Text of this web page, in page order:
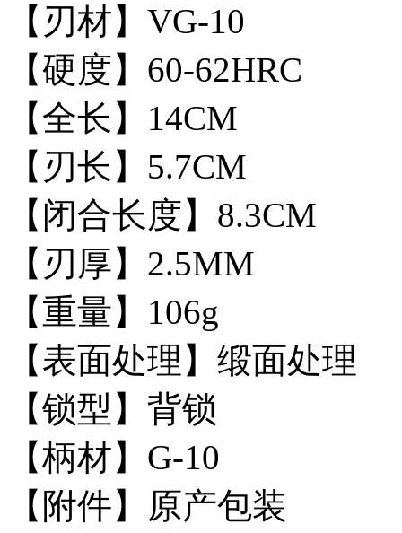
【刃材】VG-10
【硬度】60-62HRC
【全长】14CM
【刃长】5.7CM
【闭合长度】8.3CM
【刃厚】2.5MM
【重量】106g
【表面处理】缎面处理
【锁型】背锁
【柄材】G-10
【附件】原产包装